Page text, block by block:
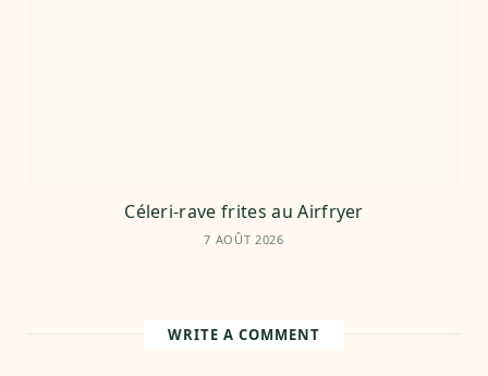
Céleri-rave frites au Airfryer
7 AOÛT 2026
WRITE A COMMENT